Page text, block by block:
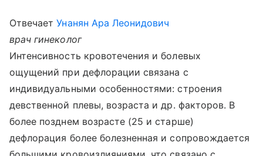
ОтвечаетУнанян Ара Леонидович
врач гинеколог
Интенсивность кровотечения и болевых
ощущений при дефлорации связана с
индивидуальными особенностями: строения
девственной плевы, возраста и др. факторов. В
более позднем возрасте (25 и старше)
дефлорация более болезненная и сопровождается